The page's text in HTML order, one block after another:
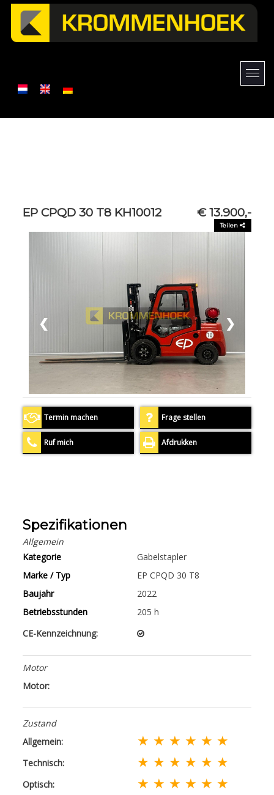
EP CPQD 30 T8 KH10012 € 13.900,-
Teilen
❮ ❯
Termin machen Frage stellen
Ruf mich Afdrukken
Spezifikationen
Allgemein
Kategorie
Gabelstapler
Marke / Typ
EP CPQD 30 T8
Baujahr
2022
Betriebsstunden
205 h
CE-Kennzeichnung:
Motor
Motor:
Zustand
Allgemein:
★ ★ ★ ★ ★ ★
Technisch: ★ ★ ★ ★ ★ ★
Optisch: ★ ★ ★ ★ ★ ★